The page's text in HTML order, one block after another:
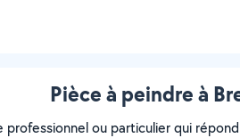
Pièce à peindre à
professionnel ou particulier qui